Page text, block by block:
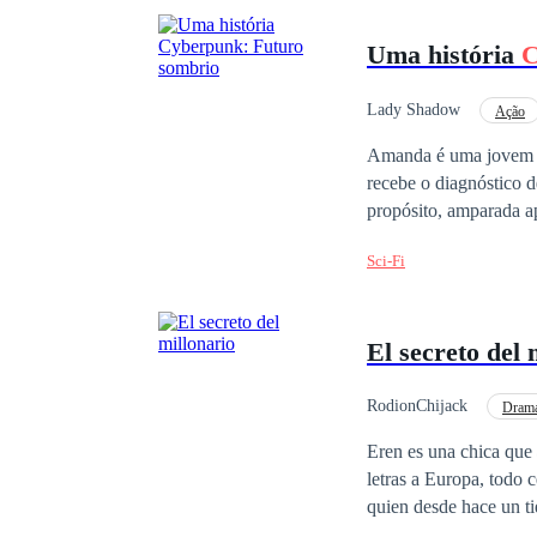
Uma história
Lady Shadow Ação
Amanda é uma
recebe o diagnóstico
propósito, amparada
executivo que se
megacorporações
uma assassina letal,
permitiu amar outra
Kira. Há algo nela
mergulham em um
Sci-Fi
El secreto del
RodionChijack
Eren es una chica que acaba de terminar la escuela y que tras lograr deshacerse de ella planea irse a estudiar
letras a Europa, todo
quien desde hace un